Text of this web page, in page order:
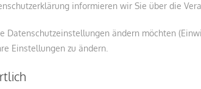
informieren wir Sie über die
Datenschutzeinstellungen ändern möchten
Einstellungen zu ändern.